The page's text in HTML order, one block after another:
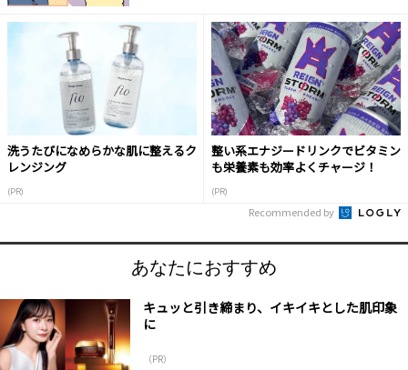
洗うたびになめらかな肌に整えるク
レンジング
(PR)
整い系エナジードリンクでビタミン
も栄養素も効率よくチャージ！
(PR)
Recommended by
あなたにおすすめ
キュッと引き締まり、イキイキとした肌印象
に
（PR）